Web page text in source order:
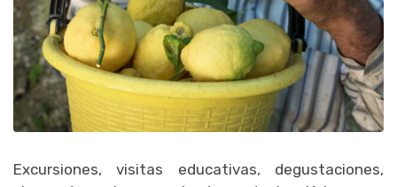
Excursiones, visitas educativas, degustaciones,